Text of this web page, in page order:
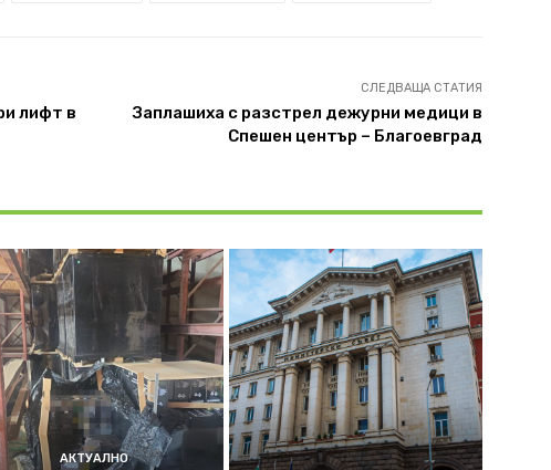
лифт в
СЛЕДВАЩА СТАТИЯ
Заплашиха с разстрел дежурни медици в
Спешен център – Благоевград
АКТУАЛНО